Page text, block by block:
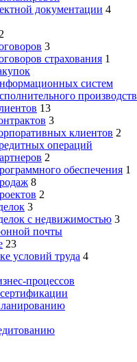
документации 4
3
страхования 1
систем
13
3
клиентов 2
операций
2
обеспечения 1
8
2
3
с недвижимостью 3
почты
23
условий труда 4
процессов